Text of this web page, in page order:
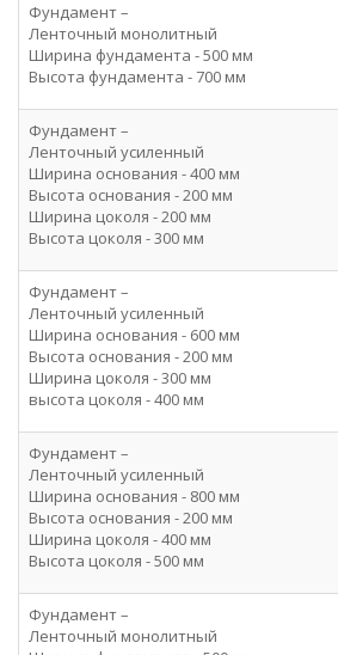
Фундамент –
Ленточный монолитный
Ширина фундамента - 500 мм
Высота фундамента - 700 мм
Фундамент –
Ленточный усиленный
Ширина основания - 400 мм
Высота основания - 200 мм
Ширина цоколя - 200 мм
Высота цоколя - 300 мм
Фундамент –
Ленточный усиленный
Ширина основания - 600 мм
Высота основания - 200 мм
Ширина цоколя - 300 мм
высота цоколя - 400 мм
Фундамент –
Ленточный усиленный
Ширина основания - 800 мм
Высота основания - 200 мм
Ширина цоколя - 400 мм
Высота цоколя - 500 мм
Фундамент –
Ленточный монолитный